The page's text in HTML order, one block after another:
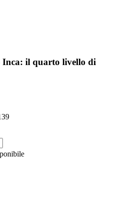
Inca: il quarto livello di